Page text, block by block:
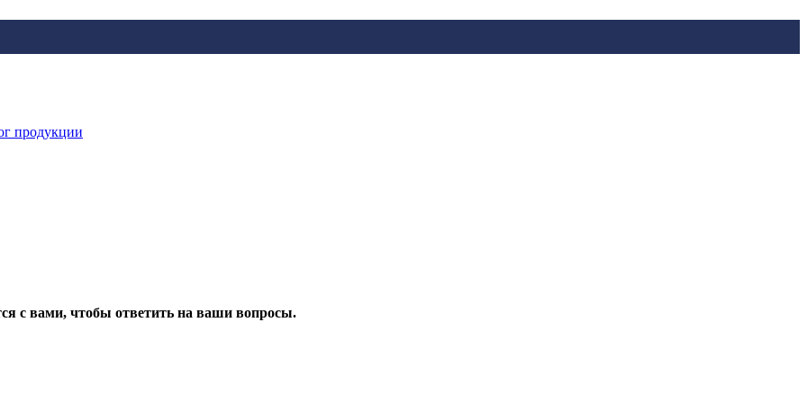
с вами, чтобы ответить на ваши вопросы.
продукции